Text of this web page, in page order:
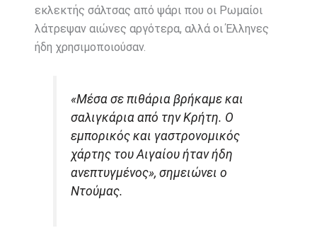
εκλεκτής σάλτσας από ψάρι που οι Ρωμαίοι
λάτρεψαν αιώνες αργότερα, αλλά οι Έλληνες
ήδη χρησιμοποιούσαν.
«Μέσα σε πιθάρια βρήκαμε και
σαλιγκάρια από την Κρήτη. Ο
εμπορικός και γαστρονομικός
χάρτης του Αιγαίου ήταν ήδη
ανεπτυγμένος», σημειώνει ο
Ντούμας.